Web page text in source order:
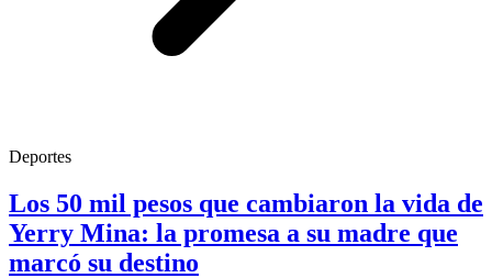
Deportes
Los 50 mil pesos que cambiaron la vida de
Yerry Mina: la promesa a su madre que
marcó su destino